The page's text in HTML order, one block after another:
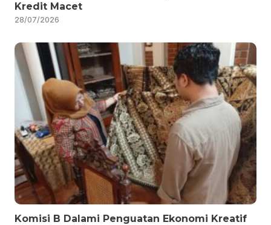
Kredit Macet
28/07/2026
Komisi B Dalami Penguatan Ekonomi Kreatif